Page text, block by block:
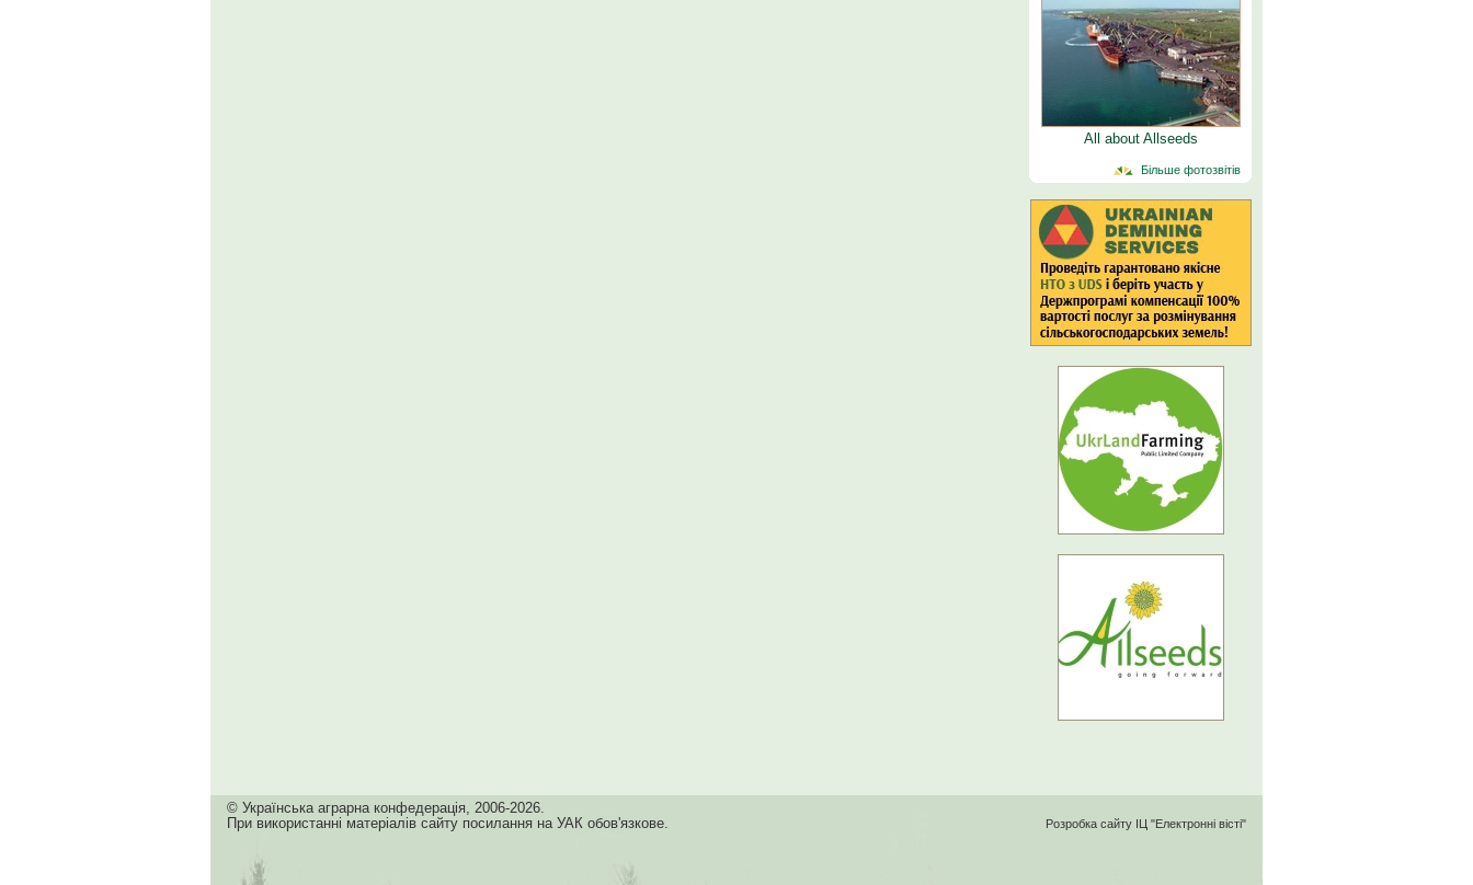
All about Allseeds
Більше фотозвітів
Розробка сайту ІЦ "Електронні вісті"
© Українська аграрна конфедерація, 2006-2026.
При використанні матеріалів сайту посилання на УАК обов'язкове.